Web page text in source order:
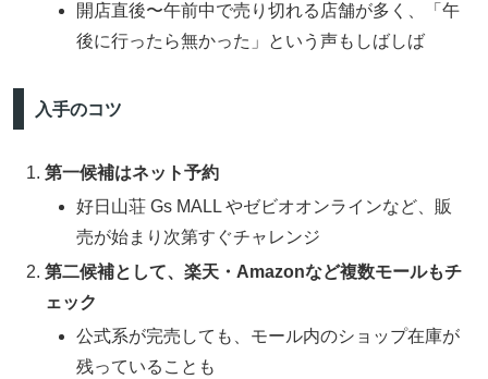
開店直後〜午前中で売り切れる店舗が多く、「午
後に行ったら無かった」という声もしばしば
入手のコツ
第一候補はネット予約
好日山荘 Gs MALL やゼビオオンラインなど、販
売が始まり次第すぐチャレンジ
第二候補として、楽天・Amazonなど複数モールもチ
ェック
公式系が完売しても、モール内のショップ在庫が
残っていることも